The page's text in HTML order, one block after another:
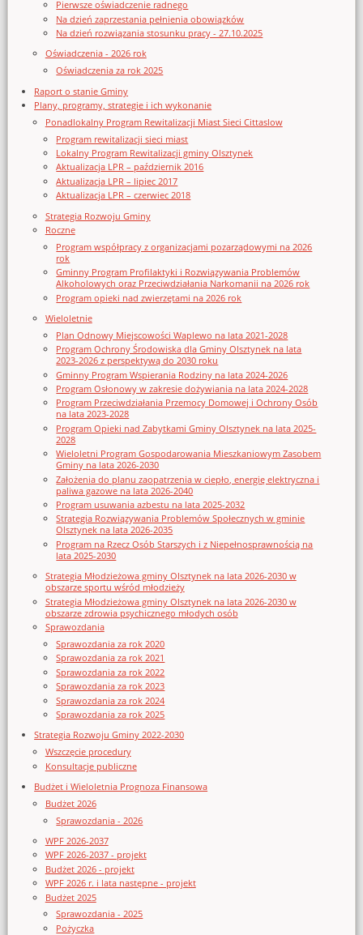
Pierwsze oświadczenie radnego
Na dzień zaprzestania pełnienia obowiązków
Na dzień rozwiązania stosunku pracy - 27.10.2025
Oświadczenia - 2026 rok
Oświadczenia za rok 2025
Raport o stanie Gminy
Plany, programy, strategie i ich wykonanie
Ponadlokalny Program Rewitalizacji Miast Sieci Cittaslow
Program rewitalizacji sieci miast
Lokalny Program Rewitalizacji gminy Olsztynek
Aktualizacja LPR – październik 2016
Aktualizacja LPR – lipiec 2017
Aktualizacja LPR – czerwiec 2018
Strategia Rozwoju Gminy
Roczne
Program współpracy z organizacjami pozarządowymi na 2026
rok
Gminny Program Profilaktyki i Rozwiązywania Problemów
Alkoholowych oraz Przeciwdziałania Narkomanii na 2026 rok
Program opieki nad zwierzętami na 2026 rok
Wieloletnie
Plan Odnowy Miejscowości Waplewo na lata 2021-2028
Program Ochrony Środowiska dla Gminy Olsztynek na lata
2023-2026 z perspektywą do 2030 roku
Gminny Program Wspierania Rodziny na lata 2024-2026
Program Osłonowy w zakresie dożywiania na lata 2024-2028
Program Przeciwdziałania Przemocy Domowej i Ochrony Osób
na lata 2023-2028
Program Opieki nad Zabytkami Gminy Olsztynek na lata 2025-
2028
Wieloletni Program Gospodarowania Mieszkaniowym Zasobem
Gminy na lata 2026-2030
Założenia do planu zaopatrzenia w ciepło, energię elektryczna i
paliwa gazowe na lata 2026-2040
Program usuwania azbestu na lata 2025-2032
Strategia Rozwiązywania Problemów Społecznych w gminie
Olsztynek na lata 2026-2035
Program na Rzecz Osób Starszych i z Niepełnosprawnością na
lata 2025-2030
Strategia Młodzieżowa gminy Olsztynek na lata 2026-2030 w
obszarze sportu wśród młodzieży
Strategia Młodzieżowa gminy Olsztynek na lata 2026-2030 w
obszarze zdrowia psychicznego młodych osób
Sprawozdania
Sprawozdania za rok 2020
Sprawozdania za rok 2021
Sprawozdania za rok 2022
Sprawozdania za rok 2023
Sprawozdania za rok 2024
Sprawozdania za rok 2025
Strategia Rozwoju Gminy 2022-2030
Wszczęcie procedury
Konsultacje publiczne
Budżet i Wieloletnia Prognoza Finansowa
Budżet 2026
Sprawozdania - 2026
WPF 2026-2037
WPF 2026-2037 - projekt
Budżet 2026 - projekt
WPF 2026 r. i lata następne - projekt
Budżet 2025
Sprawozdania - 2025
Pożyczka